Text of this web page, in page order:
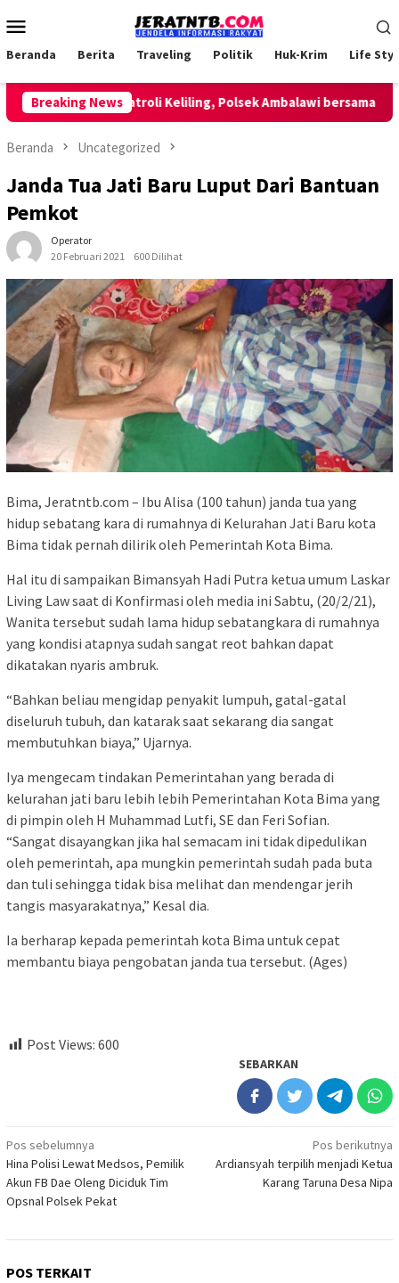
ke
Mobile
Beranda Berita Traveling Politik Huk-Krim Life
Breaking News
Lakukan Patroli Keliling, Polsek Ambalawi bersama TNI dan
Beranda Uncategorized
Janda Tua Jati Baru Luput Dari Bantuan
Pemkot
Operator
20 Februari 2021
600 Dilihat
Bima, Jeratntb.com – Ibu Alisa (100 tahun) janda tua yang
hidup sebatang kara di rumahnya di Kelurahan Jati Baru kota
Bima tidak pernah dilirik oleh Pemerintah Kota Bima.
Hal itu di sampaikan Bimansyah Hadi Putra ketua umum Laskar
Living Law saat di Konfirmasi oleh media ini Sabtu, (20/2/21),
Wanita tersebut sudah lama hidup sebatangkara di rumahnya
yang kondisi atapnya sudah sangat reot bahkan dapat
dikatakan nyaris ambruk.
“Bahkan beliau mengidap penyakit lumpuh, gatal-gatal
diseluruh tubuh, dan katarak saat sekarang dia sangat
membutuhkan biaya,” Ujarnya.
Iya mengecam tindakan Pemerintahan yang berada di
kelurahan jati baru lebih lebih Pemerintahan Kota Bima yang
di pimpin oleh H Muhammad Lutfi, SE dan Feri Sofian.
“Sangat disayangkan jika hal semacam ini tidak dipedulikan
oleh pemerintah, apa mungkin pemerintah sudah pada buta
dan tuli sehingga tidak bisa melihat dan mendengar jerih
tangis masyarakatnya,” Kesal dia.
Ia berharap kepada pemerintah kota Bima untuk cepat
membantu biaya pengobatan janda tua tersebut. (Ages)
Post Views: 600
SEBARKAN
Navigasi
pos
Pos sebelumnya
Hina Polisi Lewat Medsos, Pemilik
Akun FB Dae Oleng Diciduk Tim
Opsnal Polsek Pekat
Pos berikutnya
Ardiansyah terpilih menjadi Ketua
Karang Taruna Desa Nipa
POS TERKAIT